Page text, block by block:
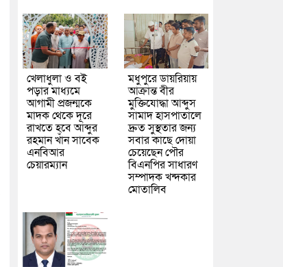
খেলাধুলা ও বই
পড়ার মাধ্যমে
আগামী প্রজন্মকে
মাদক থেকে দূরে
রাখতে হবে আব্দুর
রহমান খাঁন সাবেক
এনবিআর
চেয়ারম্যান
মধুপুরে ডায়রিয়ায়
আক্রান্ত বীর
মুক্তিযোদ্ধা আব্দুস
সামাদ হাসপাতালে
দ্রুত সুস্থতার জন্য
সবার কাছে দোয়া
চেয়েছেন পৌর
বিএনপির সাধারণ
সম্পাদক খন্দকার
মোতালিব